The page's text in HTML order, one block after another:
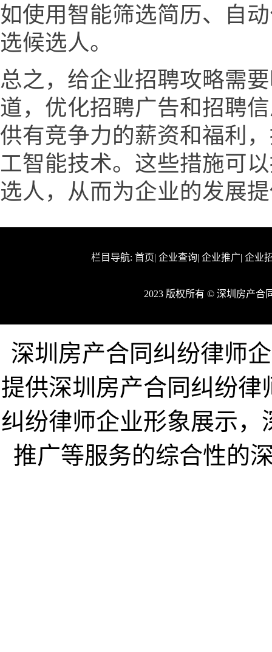
如使用智能筛选简历、自
选候选人。
总之，给企业招聘攻略需
道，优化招聘广告和招聘
供有竞争力的薪资和福利
工智能技术。这些措施可
选人，从而为企业的发展
栏目导航: 首页| 企业查询| 企业推广| 企业
2023 版权所有 © 深圳房产
深圳房产合同纠纷律师
提供深圳房产合同纠纷
纠纷律师企业形象展示
推广等服务的综合性的